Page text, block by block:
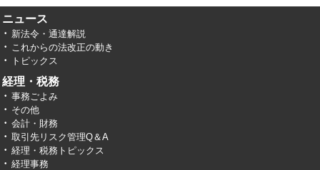
ニュース
新法令・通達解説
これからの法改正の動き
トピックス
経理・税務
事務ごよみ
その他
会計・財務
取引先リスク管理Q＆A
経理・税務トピックス
経理事務